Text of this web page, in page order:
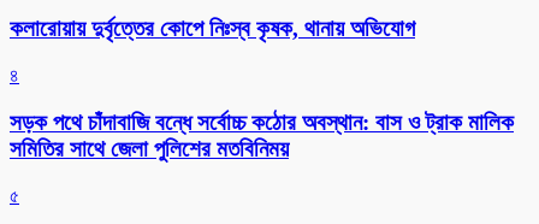
কলারোয়ায় দুর্বৃত্তের কোপে নিঃস্ব কৃষক, থানায় অভিযোগ
৪
সড়ক পথে চাঁদাবাজি বন্ধে সর্বোচ্চ কঠোর অবস্থান: বাস ও ট্রাক মালিক
সমিতির সাথে জেলা পুলিশের মতবিনিময়
৫